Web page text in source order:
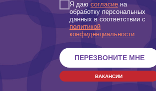
Я даюсогласие на
обработку персональных
данных в соответствии с
политикой
конфиденциальности
ПЕРЕЗВОНИТЕ МНЕ
ВАКАНСИИ